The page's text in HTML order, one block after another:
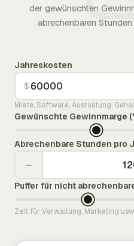
der gewünschten
abrechenbaren
Jahreskosten
$
Miete, Software, Ausrüstung,
Gewünschte Gewinnmarge
Abrechenbare Stunden pro
−
Puffer für nicht
Zeit für Verwaltung, Marketing